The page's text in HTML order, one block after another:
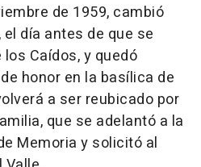
de 1959, cambió
día antes de que se
Caídos, y quedó
honor en la basílica de
a ser reubicado por
que se adelantó a la
Memoria y solicitó al